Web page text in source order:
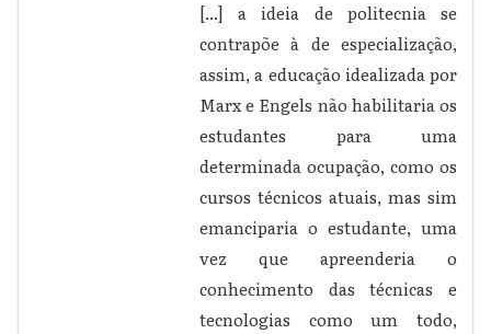
[...] a ideia de politecnia se
contrapõe à de especialização,
assim, a educação idealizada por
Marx e Engels não habilitaria os
estudantes para uma
determinada ocupação, como os
cursos técnicos atuais, mas sim
emanciparia o estudante, uma
vez que apreenderia o
conhecimento das técnicas e
tecnologias como um todo,